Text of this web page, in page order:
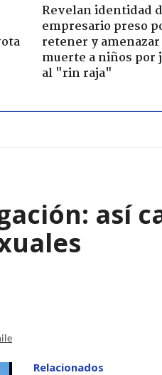
Revelan identidad
empresario preso
retener y amenazar
muerte a niños por
al "rin raja"
así
Relacionados